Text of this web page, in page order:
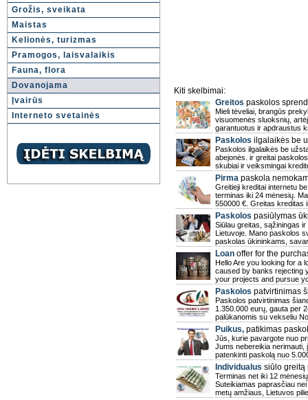
Grožis, sveikata
Maistas
Kelionės, turizmas
Pramogos, laisvalaikis
Fauna, flora
Dovanojama
Įvairūs
Interneto svetainės
Kiti skelbimai:
Greitos paskolos
Mieli tėveliai, brangūs
visuomenės sluoksnių,
garantuotus ir apdraustus
Paskolos ilgalaikės be
Paskolos ilgalaikės be
abejonės. ir greitai
skubiai ir veiksmingai
Pirma paskola
Greitieji kreditai internetu
terminas iki 24 mėnesių.
550000 €. Greitas kreditas
Paskolos pasiūlymas
Siūlau greitas, sąžiningas
Lietuvoje. Mano paskolos
paskolas ūkininkams,
Loan offer for the
Hello Are you looking for a
caused by banks rejecting
your projects and pursue
Paskolos patvirtinimas
Paskolos patvirtinimas
1.350.000 eurų, gauta per
palūkanomis su vekseliu
Puikus, patikimas
Jūs, kurie pavargote nuo
Jums nebereikia nerimauti,
patenkinti paskolą nuo
Individualus siūlo greitą
Terminas net iki 12
Suteikiamas paprasčiau
metų amžiaus, Lietuvos